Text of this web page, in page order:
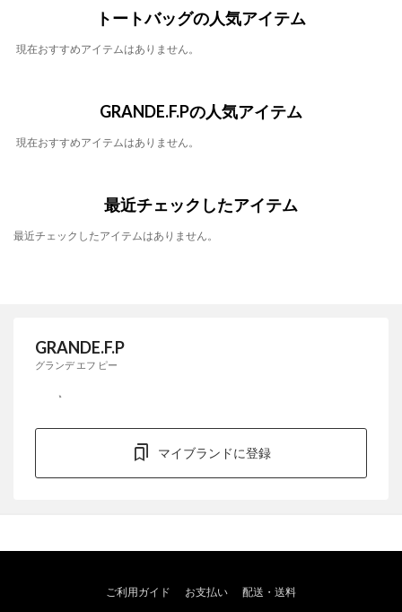
トートバッグの人気アイテム
現在おすすめアイテムはありません。
GRANDE.F.Pの人気アイテム
現在おすすめアイテムはありません。
最近チェックしたアイテム
最近チェックしたアイテムはありません。
GRANDE.F.P
グランデ エフ ピー
マイブランドに登録
ご利用ガイド お支払い
配送・送料